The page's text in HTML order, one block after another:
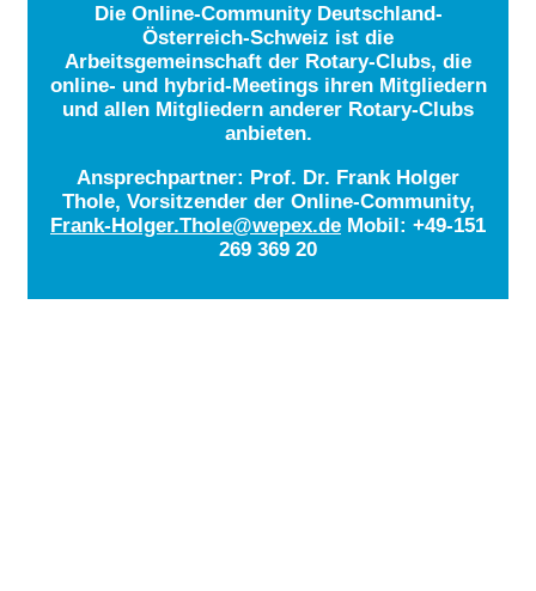
Die Online-Community Deutschland-
Österreich-Schweiz ist die
Arbeitsgemeinschaft der Rotary-Clubs, die
online- und hybrid-Meetings ihren Mitgliedern
und allen Mitgliedern anderer Rotary-Clubs
anbieten.
Ansprechpartner: Prof. Dr. Frank Holger
Thole, Vorsitzender der Online-Community,
Frank-Holger.Thole@wepex.de Mobil: +49-151
269 369 20